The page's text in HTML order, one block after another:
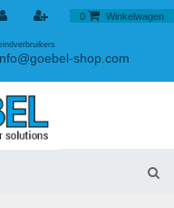
0 Winkelwagen
shop.com